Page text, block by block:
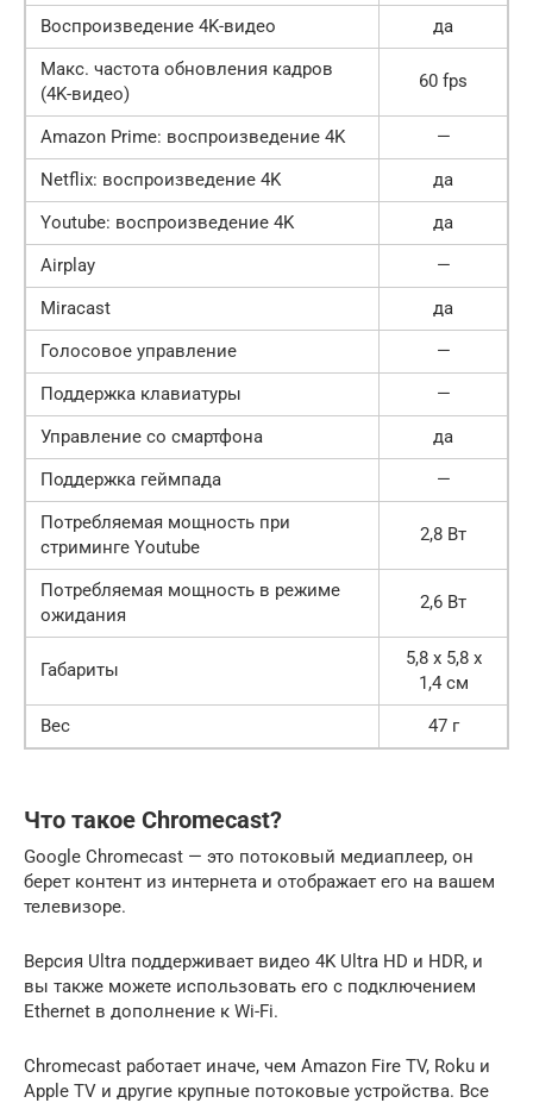
Воспроизведение 4K-видео
да
Макс. частота обновления кадров
(4K-видео)
60 fps
Amazon Prime: воспроизведение 4K
—
Netflix: воспроизведение 4K
да
Youtube: воспроизведение 4K
да
Airplay
—
Miracast
да
Голосовое управление
—
Поддержка клавиатуры
—
Управление со смартфона
да
Поддержка геймпада
—
Потребляемая мощность при
стриминге Youtube
2,8 Вт
Потребляемая мощность в режиме
ожидания
2,6 Вт
Габариты
5,8 x 5,8 x
1,4 см
Вес
47 г
Что такое Chromecast?
Google Chromecast — это потоковый медиаплеер, он
берет контент из интернета и отображает его на вашем
телевизоре.
Версия Ultra поддерживает видео 4K Ultra HD и HDR, и
вы также можете использовать его с подключением
Ethernet в дополнение к Wi-Fi.
Chromecast работает иначе, чем Amazon Fire TV, Roku и
Apple TV и другие крупные потоковые устройства. Все